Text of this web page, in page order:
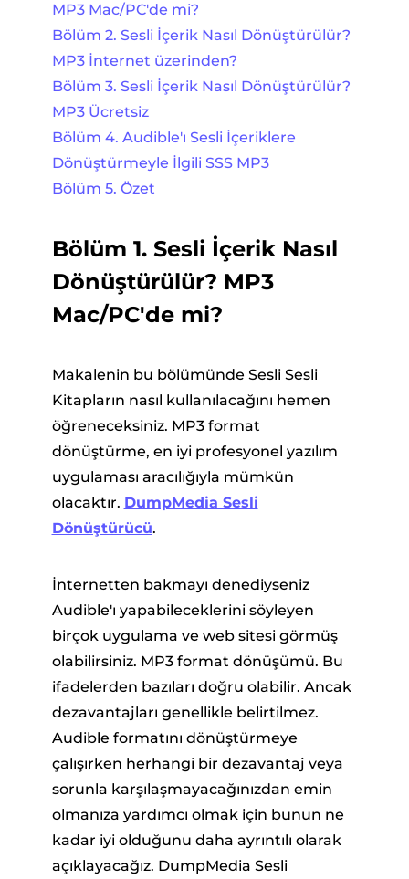
MP3 Mac/PC'de mi?
Bölüm 2. Sesli İçerik Nasıl Dönüştürülür?
MP3 İnternet üzerinden?
Bölüm 3. Sesli İçerik Nasıl Dönüştürülür?
MP3 Ücretsiz
Bölüm 4. Audible'ı Sesli İçeriklere
Dönüştürmeyle İlgili SSS MP3
Bölüm 5. Özet
Bölüm 1. Sesli İçerik Nasıl
Dönüştürülür? MP3
Mac/PC'de mi?
Makalenin bu bölümünde Sesli Sesli
Kitapların nasıl kullanılacağını hemen
öğreneceksiniz. MP3 format
dönüştürme, en iyi profesyonel yazılım
uygulaması aracılığıyla mümkün
olacaktır. DumpMedia Sesli
Dönüştürücü.
İnternetten bakmayı denediyseniz
Audible'ı yapabileceklerini söyleyen
birçok uygulama ve web sitesi görmüş
olabilirsiniz. MP3 format dönüşümü. Bu
ifadelerden bazıları doğru olabilir. Ancak
dezavantajları genellikle belirtilmez.
Audible formatını dönüştürmeye
çalışırken herhangi bir dezavantaj veya
sorunla karşılaşmayacağınızdan emin
olmanıza yardımcı olmak için bunun ne
kadar iyi olduğunu daha ayrıntılı olarak
açıklayacağız. DumpMedia Sesli